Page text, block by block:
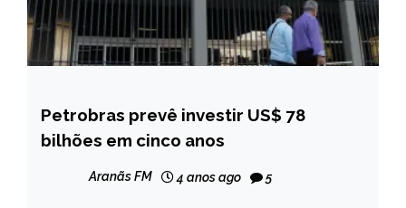
BRASIL
NOTÍCIAS
Petrobras prevê investir US$ 78
bilhões em cinco anos
Aranãs FM 4 anos ago 5